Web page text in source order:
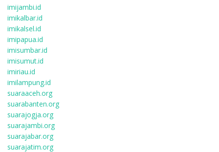
imijambi.id
imikalbar.id
imikalsel.id
imipapua.id
imisumbar.id
imisumut.id
imiriau.id
imilampung.id
suaraaceh.org
suarabanten.org
suarajogja.org
suarajambi.org
suarajabar.org
suarajatim.org